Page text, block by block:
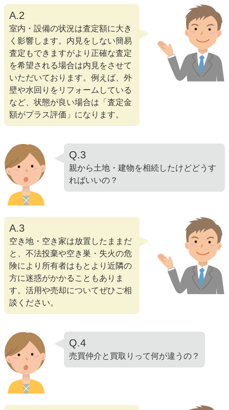
A.2
室内・設備の状況は査定額に大き
く影響します。内見をしない簡易
査定もできますがより正確な査定
を希望される場合は内見をさせて
いただいております。例えば、外
壁や水回りをリフォームしている
など、状態が良い場合は「査定金
額がプラス評価」になります。
Q.3
親から土地・建物を相続したけどどうす
ればいいの？
A.3
空き地・空き家は放置したままだ
と、不法投棄や空き巣・失火の危
険により所有者はもとより近隣の
方に迷惑がかかることもありま
す。活用や売却についてぜひご相
談ください。
Q.4
売買仲介と買取りって何が違うの？